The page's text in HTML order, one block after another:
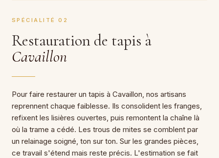
SPÉCIALITÉ 02
Restauration de tapis à
Cavaillon
Pour faire restaurer un tapis à Cavaillon, nos artisans
reprennent chaque faiblesse. Ils consolident les franges,
refixent les lisières ouvertes, puis remontent la chaîne là
où la trame a cédé. Les trous de mites se comblent par
un relainage soigné, ton sur ton. Sur les grandes pièces,
ce travail s'étend mais reste précis. L'estimation se fait